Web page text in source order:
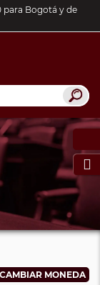
para Bogotá y de
